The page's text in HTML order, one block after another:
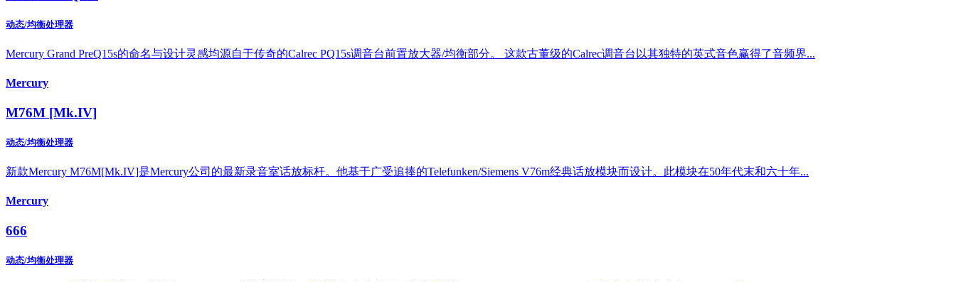
动态/均衡处理器
Mercury Grand PreQ15s的命名与设计灵感均源自于传奇的Calrec PQ15s调音台前置放大器/均衡部分。 这款古董级的Calrec调音台以其独特的英式音色赢得了音频界...
Mercury
M76M [Mk.IV]
动态/均衡处理器
新款Mercury M76M[Mk.IV]是Mercury公司的最新录音室话放标杆。他基于广受追捧的Telefunken/Siemens V76m经典话放模块而设计。此模块在50年代末和六十年...
Mercury
666
动态/均衡处理器